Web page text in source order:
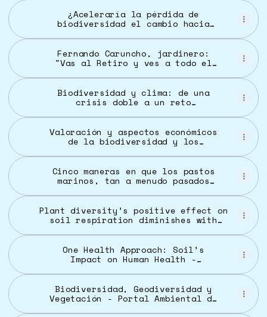
¿Aceleraría la pérdida de
biodiversidad el cambio hacia
proteínas terrestres? Un estudio
reciente afirma que sí. -
Responsible Seafood Advocate
Fernando Caruncho, jardinero:
"Vas al Retiro y ves a todo el
las rodillas. No se han parado a
contemplar el milagro que ocurre
frente a nosotros" | encodeEuro
Biodiversidad y clima: de una
crisis doble a un reto
Valoración y aspectos económicos
de la biodiversidad y los
Cinco maneras en que los pastos
marinos, tan a menudo pasados
biodiversidad
Plant diversity’s positive effect on
soil respiration diminishes with
forests | Nature Communications
One Health Approach: Soil’s
Impact on Human Health -
Biodiversidad, Geodiversidad y
Vegetación - Portal Ambiental de